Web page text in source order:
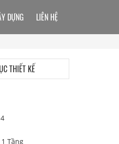
DỰNG LIÊN HỆ
THIẾT KẾ
Tầng